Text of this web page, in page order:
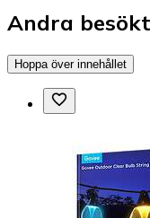
Andra
Hoppa över innehållet